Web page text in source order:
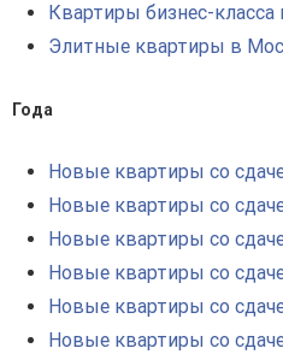
Квартиры бизнес-
Элитные квартиры в
Года
Новые квартиры со
Новые квартиры со
Новые квартиры со
Новые квартиры со
Новые квартиры со
Новые квартиры со